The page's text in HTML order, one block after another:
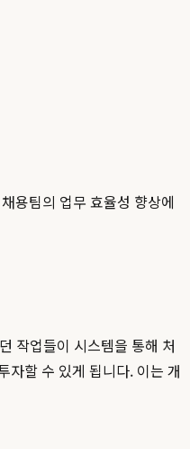
용팀의 업무 효율성 향상에
작업들이 시스템을 통해 처
자할 수 있게 됩니다. 이는 개